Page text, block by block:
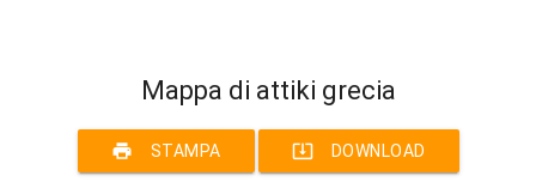
Mappa di attiki grecia
print STAMPA system_update_alt DOWNLOAD